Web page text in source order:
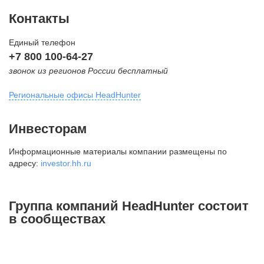
Контакты
Единый телефон
+7 800 100-64-27
звонок из регионов России бесплатный
Региональные офисы HeadHunter
внутригородская территория
Муниципальный округ Тверской,
2-я Брестская ул., д. 48,
+7 495 980-64-27
Инвесторам
Информационные материалы компании размещены по
адресу: investor.hh.ru
Группа компаний HeadHunter состоит
в сообществах